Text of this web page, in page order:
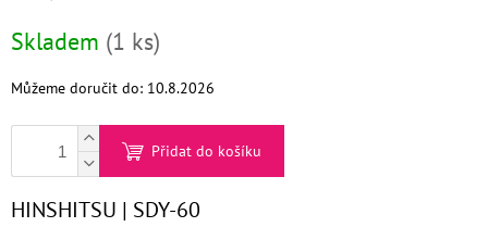
K-
Pomůcky
O
cena:
Skladem (1 ks)
Můžeme doručit do: 10.8.2026
Přidat do košíku
HINSHITSU | SDY-60